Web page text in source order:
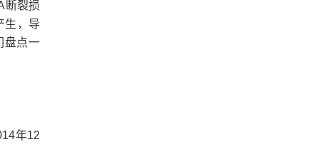
断裂损
生，导
盘点一
年12